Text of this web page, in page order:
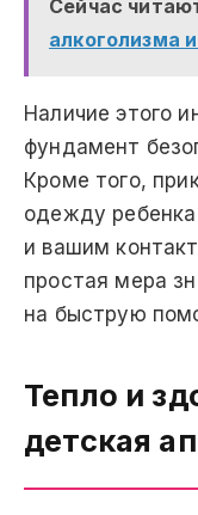
Сейчас
алкоголизма
Наличие этого
фундамент
Кроме того,
одежду
и вашим
простая мера
на быструю
Тепло и
детская